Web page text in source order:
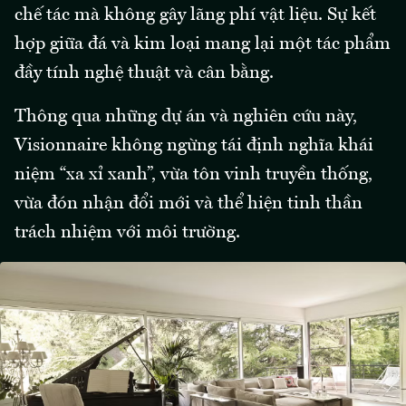
chế tác mà không gây lãng phí vật liệu. Sự kết
hợp giữa đá và kim loại mang lại một tác phẩm
đầy tính nghệ thuật và cân bằng.
Thông qua những dự án và nghiên cứu này,
Visionnaire không ngừng tái định nghĩa khái
niệm “xa xỉ xanh”, vừa tôn vinh truyền thống,
vừa đón nhận đổi mới và thể hiện tinh thần
trách nhiệm với môi trường.